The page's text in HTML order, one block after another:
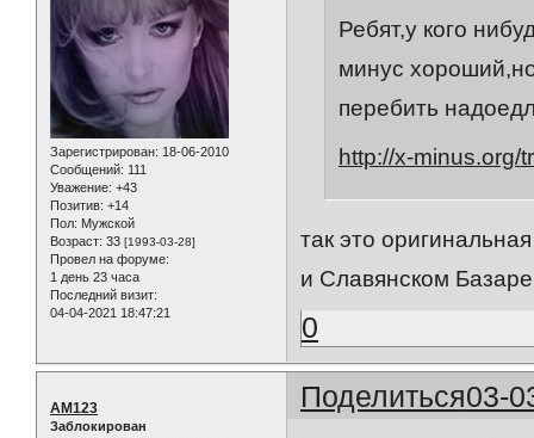
Зарегистрирован: 18-06-2010
Сообщений: 111
Уважение: +43
Позитив: +14
Пол: Мужской
Возраст: 33 [1993-03-28]
Провел на форуме:
1 день 23 часа
Последний визит:
04-04-2021 18:47:21
Ребят,у кого
минус
перебить
http://x-
так это
и Славянском
0
Поделиться03-
AM123
Заблокирован